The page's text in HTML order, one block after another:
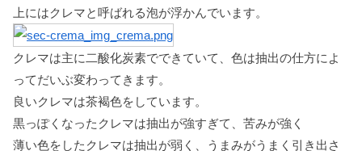
上にはクレマと呼ばれる泡が浮かんでいます。
クレマは主に二酸化炭素でできていて、色は抽出の仕方によ
ってだいぶ変わってきます。
良いクレマは茶褐色をしています。
黒っぽくなったクレマは抽出が強すぎて、苦みが強く
薄い色をしたクレマは抽出が弱く、うまみがうまく引き出さ